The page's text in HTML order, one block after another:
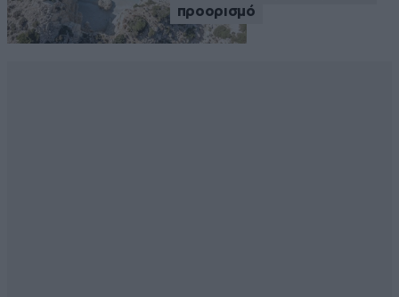
προορισμό